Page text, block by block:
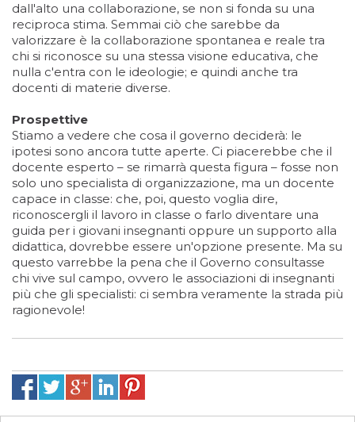
dall'alto una collaborazione, se non si fonda su una
reciproca stima. Semmai ciò che sarebbe da
valorizzare è la collaborazione spontanea e reale tra
chi si riconosce su una stessa visione educativa, che
nulla c'entra con le ideologie; e quindi anche tra
docenti di materie diverse.
Prospettive
Stiamo a vedere che cosa il governo deciderà: le
ipotesi sono ancora tutte aperte. Ci piacerebbe che il
docente esperto – se rimarrà questa figura – fosse non
solo uno specialista di organizzazione, ma un docente
capace in classe: che, poi, questo voglia dire,
riconoscergli il lavoro in classe o farlo diventare una
guida per i giovani insegnanti oppure un supporto alla
didattica, dovrebbe essere un'opzione presente. Ma su
questo varrebbe la pena che il Governo consultasse
chi vive sul campo, ovvero le associazioni di insegnanti
più che gli specialisti: ci sembra veramente la strada più
ragionevole!